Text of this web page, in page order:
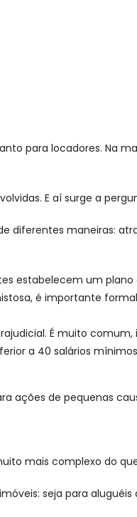
para locadores. Na
E aí surge a
diferentes maneiras:
estabelecem um
é importante
É muito
a 40 salários
ações de pequenas
mais complexo do
seja para aluguéis